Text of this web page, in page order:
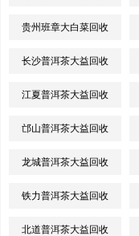
贵州班章大白菜回收
长沙普洱茶大益回收
江夏普洱茶大益回收
邙山普洱茶大益回收
龙城普洱茶大益回收
铁力普洱茶大益回收
北道普洱茶大益回收